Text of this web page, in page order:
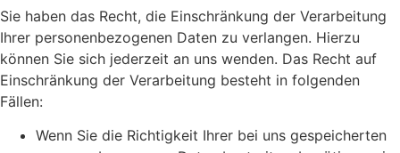
Sie haben das Recht, die Einschränkung der Verarbeitung
Ihrer personenbezogenen Daten zu verlangen. Hierzu
können Sie sich jederzeit an uns wenden. Das Recht auf
Einschränkung der Verarbeitung besteht in folgenden
Fällen:
Wenn Sie die Richtigkeit Ihrer bei uns gespeicherten